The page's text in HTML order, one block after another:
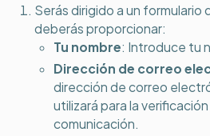
Serás dirigido a un formulario
deberás proporcionar:
Tu nombre: Introduce tu
Dirección de correo
dirección de correo
utilizará para la
comunicación.